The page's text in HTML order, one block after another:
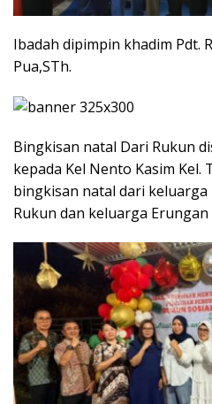
‎‎Ibadah dipimpin khadim‎ Pdt.
Pua,STh‎‎.
Bingkisan natal ‎Dari Rukun
kepada Kel Nento Kasim‎‎ Kel.
bingkisan natal dari
Rukun dan keluarga Erungan